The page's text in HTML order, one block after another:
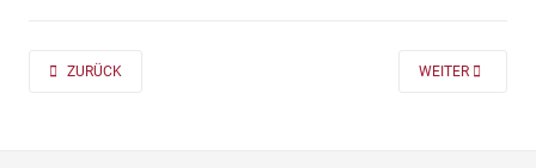
PREVIOUS ARTICLE: AD FONTES 2019/20 „MASS“ FÜR DIE KLASSEN 7
ZURÜCK NEXT ARTICLE:
WEITER